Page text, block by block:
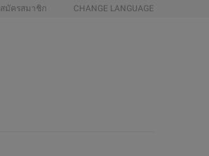
สมัครสมาชิก CHANGE LANGUAGE